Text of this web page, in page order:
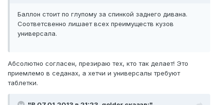
Баллон стоит по глупому за спинкой заднего дивана.
Соответсвенно лишает всех преимуществ кузов
универсала.
Абсолютно согласен, презираю тех, кто так делает! Это
приемлемо в седанах, а хетчи и универсалы требуют
таблетки.